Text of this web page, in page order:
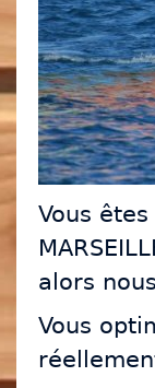
Vous
alors
Vous